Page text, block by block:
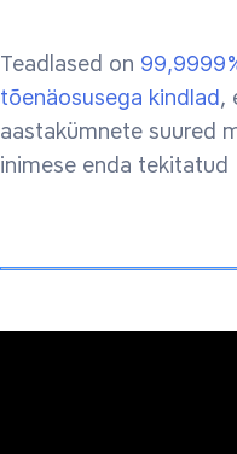
Teadlased on
tõenäosusega kindlad,
aastakümnete suured
inimese enda tekitatud